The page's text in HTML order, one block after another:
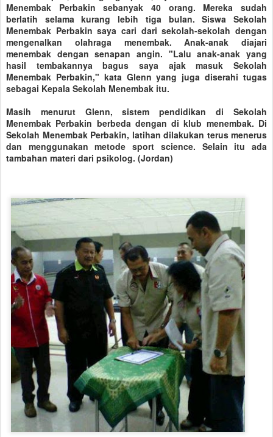
Menembak Perbakin sebanyak 40 orang. Mereka sudah
berlatih selama kurang lebih tiga bulan. Siswa Sekolah
Menembak Perbakin saya cari dari sekolah-sekolah dengan
mengenalkan olahraga menembak. Anak-anak diajari
menembak dengan senapan angin. "Lalu anak-anak yang
hasil tembakannya bagus saya ajak masuk Sekolah
Menembak Perbakin," kata Glenn yang juga diserahi tugas
sebagai Kepala Sekolah Menembak itu.
Masih menurut Glenn, sistem pendidikan di Sekolah
Menembak Perbakin berbeda dengan di klub menembak. Di
Sekolah Menembak Perbakin, latihan dilakukan terus menerus
dan menggunakan metode sport science. Selain itu ada
tambahan materi dari psikolog. (Jordan)